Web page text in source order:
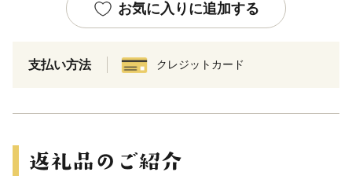
お気に入りに追加する
支払い方法 クレジットカード